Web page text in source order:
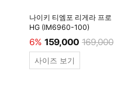
나이키 티엠포 리게라 프로
HG (IM6960-100)
6% 159,000 169,000
사이즈 보기